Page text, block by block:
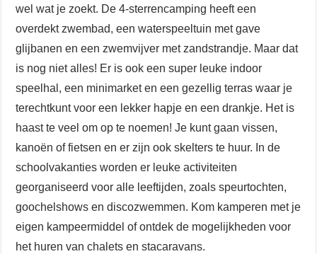
wel wat je zoekt. De 4-sterrencamping heeft een
overdekt zwembad, een waterspeeltuin met gave
glijbanen en een zwemvijver met zandstrandje. Maar dat
is nog niet alles! Er is ook een super leuke indoor
speelhal, een minimarket en een gezellig terras waar je
terechtkunt voor een lekker hapje en een drankje. Het is
haast te veel om op te noemen! Je kunt gaan vissen,
kanoën of fietsen en er zijn ook skelters te huur. In de
schoolvakanties worden er leuke activiteiten
georganiseerd voor alle leeftijden, zoals speurtochten,
goochelshows en discozwemmen. Kom kamperen met je
eigen kampeermiddel of ontdek de mogelijkheden voor
het huren van chalets en stacaravans.